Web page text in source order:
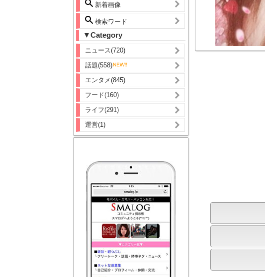
新着画像
検索ワード
▼Category
ニュース(720)
話題(558)
エンタメ(845)
フード(160)
ライフ(291)
運営(1)